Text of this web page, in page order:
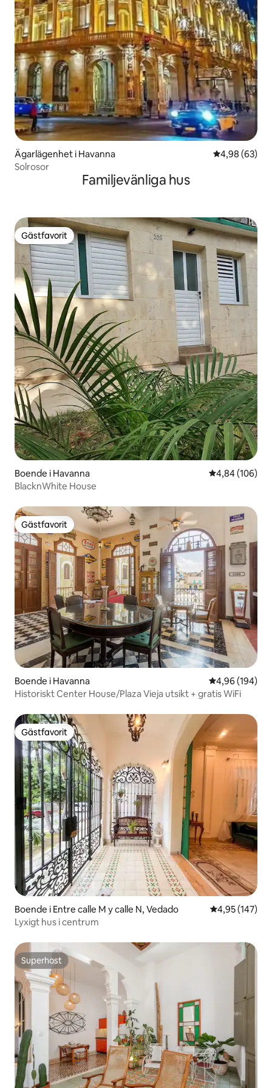
Ägarlägenhet i Havanna 4,98 av 5 i
4,98 (63)
Solrosor
Familjevänliga hus
Gästfavorit
Gästfavorit
Boende i Havanna 4,84 av 5 i
4,84 (106)
BlacknWhite House
Gästfavorit
Gästfavorit
Boende i Havanna 4,96 av 5 i
4,96 (194)
Historiskt Center House/Plaza Vieja utsikt + gratis WiFi
Gästfavorit
Gästfavorit
Boende i Entre calle M y calle N, Vedado 4,95 av 5 i
4,95 (147)
Lyxigt hus i centrum
Superhost
Superhost